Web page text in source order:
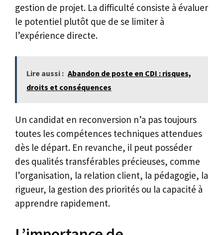
gestion de projet. La difficulté consiste à évaluer
le potentiel plutôt que de se limiter à
l’expérience directe.
Lire aussi : Abandon de poste en CDI : risques,
droits et conséquences
Un candidat en reconversion n’a pas toujours
toutes les compétences techniques attendues
dès le départ. En revanche, il peut posséder
des qualités transférables précieuses, comme
l’organisation, la relation client, la pédagogie, la
rigueur, la gestion des priorités ou la capacité à
apprendre rapidement.